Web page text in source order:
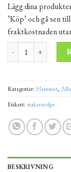
Lägg dina
’Köp’ och gå sen
fraktkostnaden
Staketstolpe
Kategorier: Hemmet,
Etikett:staketstolpe
BESKRIVNING